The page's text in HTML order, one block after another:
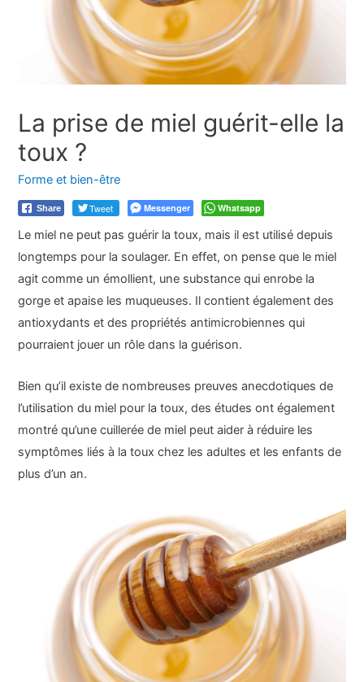
La prise de miel guérit-elle la
toux ?
Forme et bien-être
Share Tweet Messenger Whatsapp
Le miel ne peut pas guérir la toux, mais il est utilisé depuis
longtemps pour la soulager. En effet, on pense que le miel
agit comme un émollient, une substance qui enrobe la
gorge et apaise les muqueuses. Il contient également des
antioxydants et des propriétés antimicrobiennes qui
pourraient jouer un rôle dans la guérison.
Bien qu’il existe de nombreuses preuves anecdotiques de
l’utilisation du miel pour la toux, des études ont également
montré qu’une cuillerée de miel peut aider à réduire les
symptômes liés à la toux chez les adultes et les enfants de
plus d’un an.